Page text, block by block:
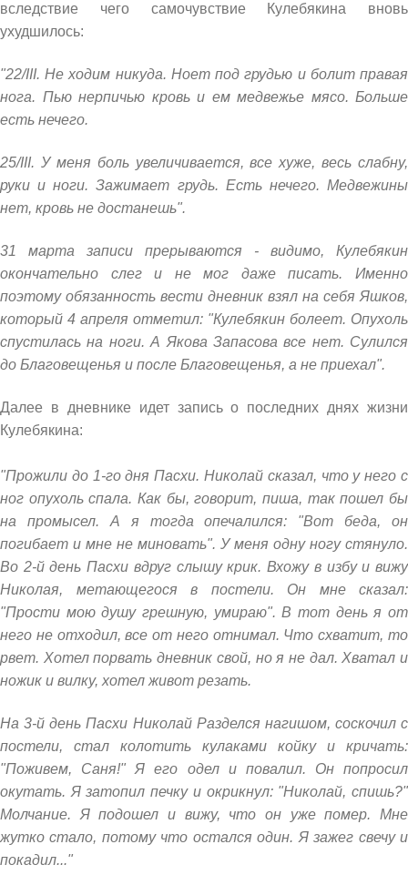
вследствие чего самочувствие Кулебякина вновь
ухудшилось:
"22/III. Не ходим никуда. Ноет под грудью и болит правая
нога. Пью нерпичью кровь и ем медвежье мясо. Больше
есть нечего.
25/III. У меня боль увеличивается, все хуже, весь слабну,
руки и ноги. Зажимает грудь. Есть нечего. Медвежины
нет, кровь не достанешь".
31 марта записи прерываются - видимо, Кулебякин
окончательно слег и не мог даже писать. Именно
поэтому обязанность вести дневник взял на себя Яшков,
который 4 апреля отметил: "Кулебякин болеет. Опухоль
спустилась на ноги. А Якова Запасова все нет. Сулился
до Благовещенья и после Благовещенья, а не приехал".
Далее в дневнике идет запись о последних днях жизни
Кулебякина:
"Прожили до 1-го дня Пасхи. Николай сказал, что у него с
ног опухоль спала. Как бы, говорит, пиша, так пошел бы
на промысел. А я тогда опечалился: "Вот беда, он
погибает и мне не миновать". У меня одну ногу стянуло.
Во 2-й день Пасхи вдруг слышу крик. Вхожу в избу и вижу
Николая, метающегося в постели. Он мне сказал:
"Прости мою душу грешную, умираю". В тот день я от
него не отходил, все от него отнимал. Что схватит, то
рвет. Хотел порвать дневник свой, но я не дал. Хватал и
ножик и вилку, хотел живот резать.
На 3-й день Пасхи Николай Разделся нагишом, соскочил с
постели, стал колотить кулаками койку и кричать:
"Поживем, Саня!" Я его одел и повалил. Он попросил
окутать. Я затопил печку и окрикнул: "Николай, спишь?"
Молчание. Я подошел и вижу, что он уже помер. Мне
жутко стало, потому что остался один. Я зажег свечу и
покадил..."